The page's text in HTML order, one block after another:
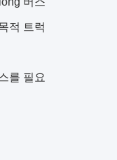
적 트럭
를 필요